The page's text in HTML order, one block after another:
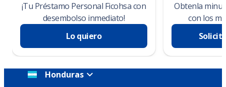
¡Tu Préstamo Personal Ficohsa con
desembolso inmediato!
Lo quiero
Obtenla
con los
Honduras